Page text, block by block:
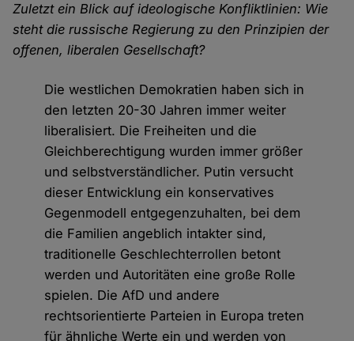
Zuletzt ein Blick auf ideologische Konfliktlinien: Wie
steht die russische Regierung zu den Prinzipien der
offenen, liberalen Gesellschaft?
Die westlichen Demokratien haben sich in
den letzten 20-30 Jahren immer weiter
liberalisiert. Die Freiheiten und die
Gleichberechtigung wurden immer größer
und selbstverständlicher. Putin versucht
dieser Entwicklung ein konservatives
Gegenmodell entgegenzuhalten, bei dem
die Familien angeblich intakter sind,
traditionelle Geschlechterrollen betont
werden und Autoritäten eine große Rolle
spielen. Die AfD und andere
rechtsorientierte Parteien in Europa treten
für ähnliche Werte ein und werden von